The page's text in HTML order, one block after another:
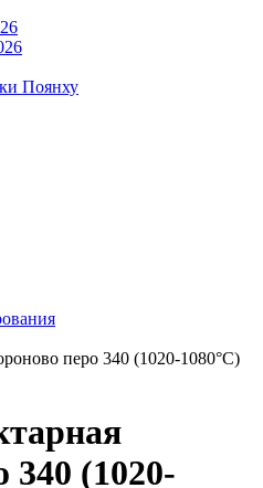
перо 340 (1020-1080°С)
340 (1020-